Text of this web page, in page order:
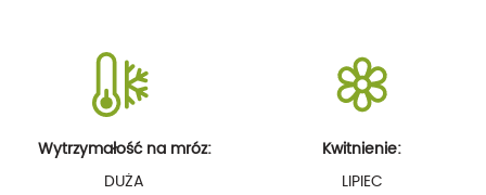
Wytrzymałość na mróz:
DUŻA
Kwitnienie:
LIPIEC